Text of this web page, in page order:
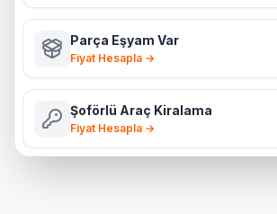
Parça Eşyam Var
Fiyat Hesapla →
Şoförlü Araç Kiralama
Fiyat Hesapla →